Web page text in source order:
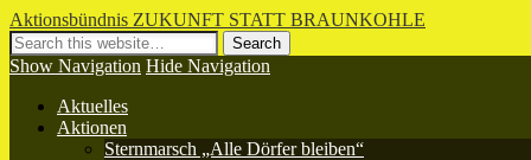
Aktionsbündnis ZUKUNFT STATT BRAUNKOHLE
Show Navigation Hide Navigation
Aktuelles
Aktionen
Sternmarsch „Alle Dörfer bleiben“